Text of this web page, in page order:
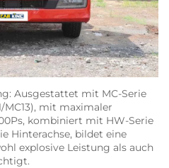
Ausgestattet mit MC-Serie
MC13), mit maximaler
kombiniert mit HW-Serie
Hinterachse, bildet eine
explosive Leistung als auch